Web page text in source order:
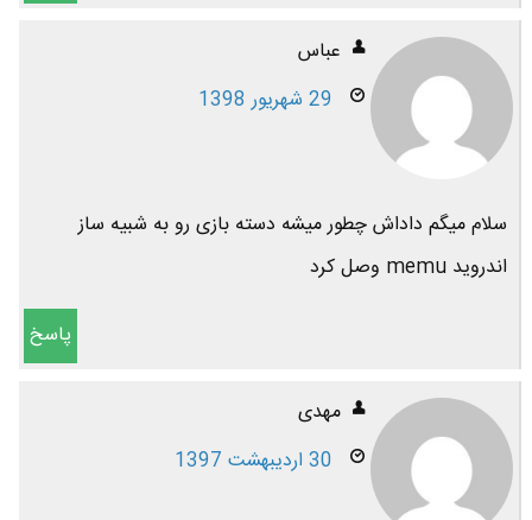
عباس
29 شهریور 1398
سلام میگم داداش چطور میشه دسته بازی رو به شبیه ساز
اندروید memu وصل کرد
پاسخ
مهدی
30 اردیبهشت 1397